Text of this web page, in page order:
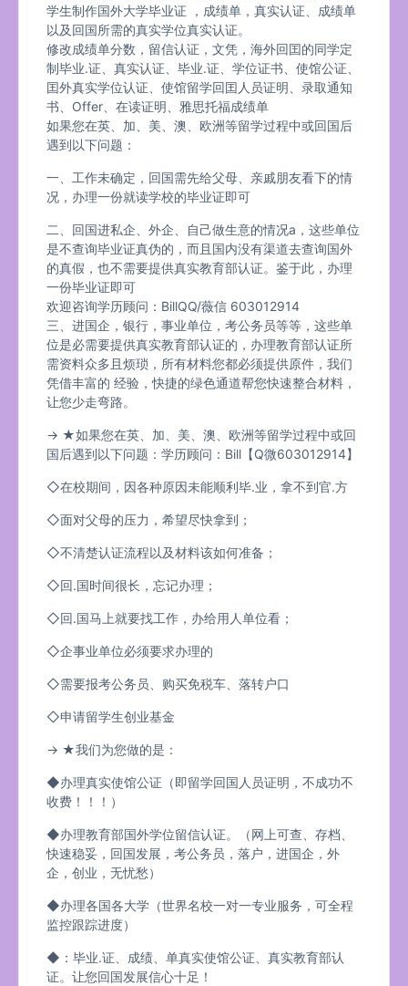
学生制作国外大学毕业证 ，成绩单，真实认证、成绩单
以及回国所需的真实学位真实认证。
修改成绩单分数，留信认证，文凭，海外回囯的同学定
制毕业.证、真实认证、毕业.证、学位证书、使馆公证、
囯外真实学位认证、使馆留学回囯人员证明、录取通知
书、Offer、在读证明、雅思托福成绩单
如果您在英、加、美、澳、欧洲等留学过程中或回国后
遇到以下问题：
一、工作未确定，回国需先给父母、亲戚朋友看下的情
况，办理一份就读学校的毕业证即可
二、回国进私企、外企、自己做生意的情况a，这些单位
是不查询毕业证真伪的，而且国内没有渠道去查询国外
的真假，也不需要提供真实教育部认证。鉴于此，办理
一份毕业证即可
欢迎咨询学历顾问：BillQQ/薇信 603012914
三、进国企，银行，事业单位，考公务员等等，这些单
位是必需要提供真实教育部认证的，办理教育部认证所
需资料众多且烦琐，所有材料您都必须提供原件，我们
凭借丰富的 经验，快捷的绿色通道帮您快速整合材料，
让您少走弯路。
→ ★如果您在英、加、美、澳、欧洲等留学过程中或回
国后遇到以下问题：学历顾问：Bill【Q微603012914】
◇在校期间，因各种原因未能顺利毕.业，拿不到官.方
◇面对父母的压力，希望尽快拿到；
◇不清楚认证流程以及材料该如何准备；
◇回.国时间很长，忘记办理；
◇回.国马上就要找工作，办给用人单位看；
◇企事业单位必须要求办理的
◇需要报考公务员、购买免税车、落转户口
◇申请留学生创业基金
→ ★我们为您做的是：
◆办理真实使馆公证（即留学回国人员证明，不成功不
收费！！！）
◆办理教育部国外学位留信认证。（网上可查、存档、
快速稳妥，回国发展，考公务员，落户，进国企，外
企，创业，无忧愁）
◆办理各国各大学（世界名校一对一专业服务，可全程
监控跟踪进度）
◆：毕业.证、成绩、单真实使馆公证、真实教育部认
证。让您回国发展信心十足！